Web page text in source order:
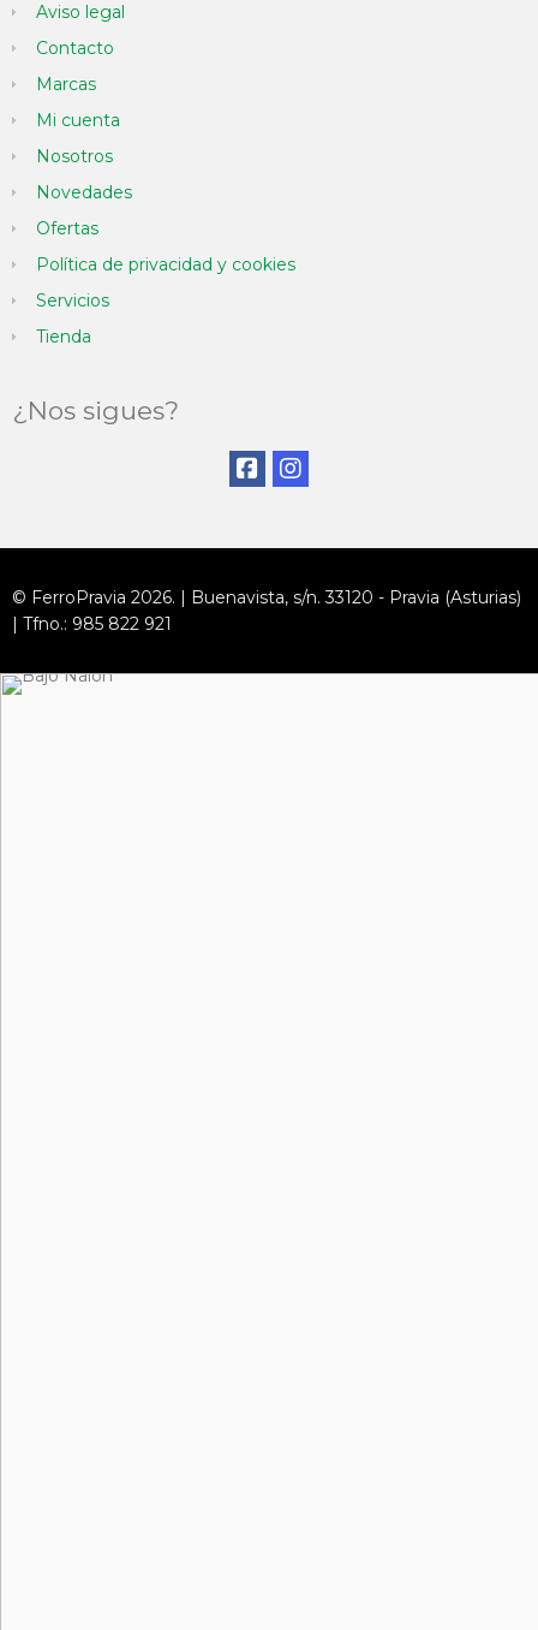
Aviso legal
Contacto
Marcas
Mi cuenta
Nosotros
Novedades
Ofertas
Política de privacidad y cookies
Servicios
Tienda
¿Nos sigues?
© FerroPravia 2026. | Buenavista, s/n. 33120 - Pravia (Asturias)
| Tfno.: 985 822 921